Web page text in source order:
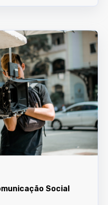
Social